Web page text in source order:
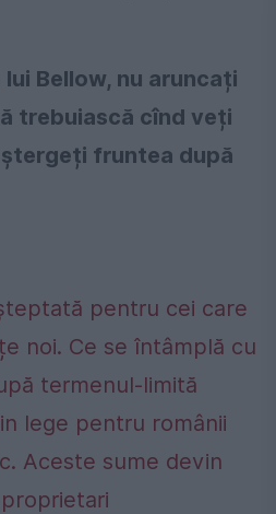
Bellow, nu aruncați
trebuiască cînd veți
fruntea după
pentru cei care
noi. Ce se întâmplă cu
termenul-limită
lege pentru românii
Aceste sume devin